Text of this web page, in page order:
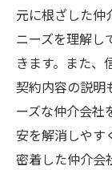
元に根ざした仲
ニーズを理解し
きます。また、
契約内容の説明
ーズな仲介会社
安を解消しやす
密着した仲介会